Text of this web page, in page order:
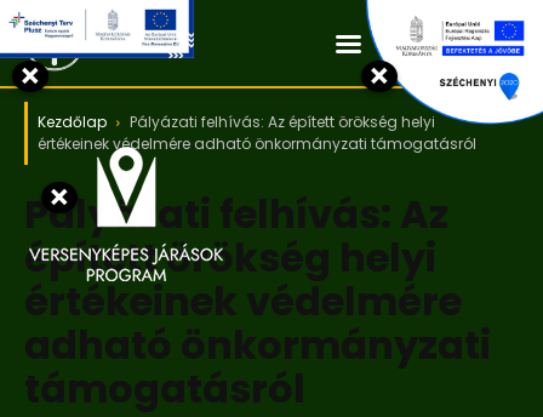
Kapcsolat
Kezdőlap
Pályázati felhívás: Az épített örökség helyi
értékeinek védelmére adható önkormányzati támogatásról
Pályázati felhívás: Az
épített örökség helyi
értékeinek védelmére
adható önkormányzati
támogatásról
×
×
×